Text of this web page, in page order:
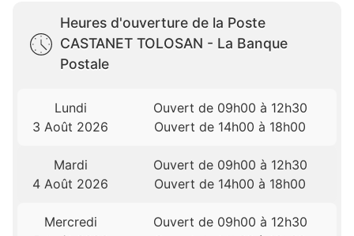
Heures d'ouverture de la Poste
CASTANET TOLOSAN - La Banque
Postale
Lundi
3 Août 2026
Ouvert de 09h00 à 12h30
Ouvert de 14h00 à 18h00
Mardi
4 Août 2026
Ouvert de 09h00 à 12h30
Ouvert de 14h00 à 18h00
Mercredi
Ouvert de 09h00 à 12h30